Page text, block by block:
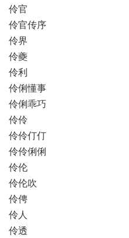
伶官
伶官传序
伶界
伶夔
伶利
伶俐懂事
伶俐乖巧
伶伶
伶伶仃仃
伶伶俐俐
伶伦
伶伦吹
伶俜
伶人
伶透